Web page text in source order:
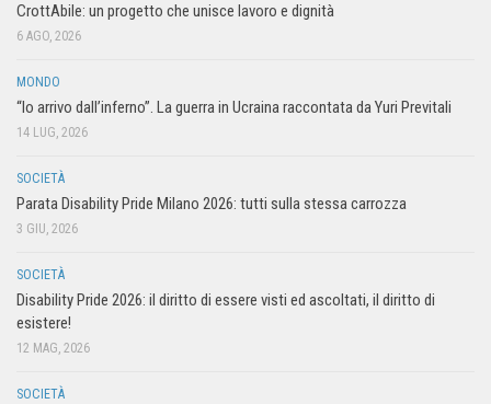
CrottAbile: un progetto che unisce lavoro e dignità
6 AGO, 2026
MONDO
“Io arrivo dall’inferno”. La guerra in Ucraina raccontata da Yuri Previtali
14 LUG, 2026
SOCIETÀ
Parata Disability Pride Milano 2026: tutti sulla stessa carrozza
3 GIU, 2026
SOCIETÀ
Disability Pride 2026: il diritto di essere visti ed ascoltati, il diritto di
esistere!
12 MAG, 2026
SOCIETÀ